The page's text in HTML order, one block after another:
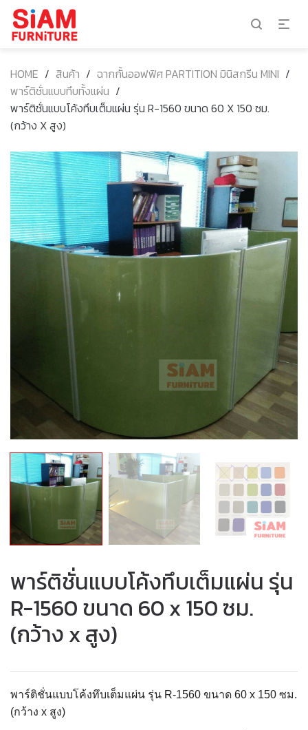
HOME / สินค้า / ฉากกั้นออฟฟิศ PARTITION มินิสกรีน MINI /
พาร์ติชั่นแบบทึบทั้งแผ่น /
พาร์ติชั่นแบบโค้งทึบเต็มแผ่น รุ่น R-1560 ขนาด 60 X 150 ซม.
(กว้าง X สูง)
พาร์ติชั่นแบบโค้งทึบเต็มแผ่น รุ่น
R-1560 ขนาด 60 x 150 ซม.
(กว้าง x สูง)
พาร์ติชั่นแบบโค้งทึบเต็มแผ่น รุ่น R-1560 ขนาด 60 x 150 ซม.
(กว้าง x สูง)